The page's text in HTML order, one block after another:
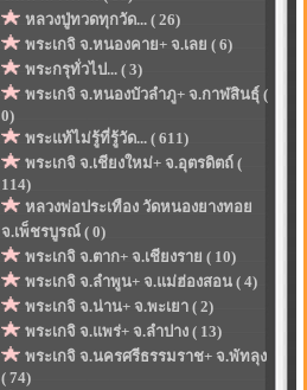
หลวงปู่ทวดทุกวัด... ( 26)
พระเกจิ จ.หนองคาย+ จ.เลย ( 6)
พระกรุทั่วไป... ( 3)
พระเกจิ จ.หนองบัวลำภู+ จ.กาฬสินธุ์ (
0)
พระแท้ไม่รู้ที่รู้วัด... ( 611)
พระเกจิ จ.เชียงใหม่+ จ.อุตรดิตถ์ (
114)
หลวงพ่อประเทือง วัดหนองยางทอย
จ.เพ็ชรบูรณ์ ( 0)
พระเกจิ จ.ตาก+ จ.เชียงราย ( 10)
พระเกจิ จ.ลำพูน+ จ.แม่ฮ่องสอน ( 4)
พระเกจิ จ.น่าน+ จ.พะเยา ( 2)
พระเกจิ จ.แพร่+ จ.ลำปาง ( 13)
พระเกจิ จ.นครศรีธรรมราช+ จ.พัทลุง
( 74)